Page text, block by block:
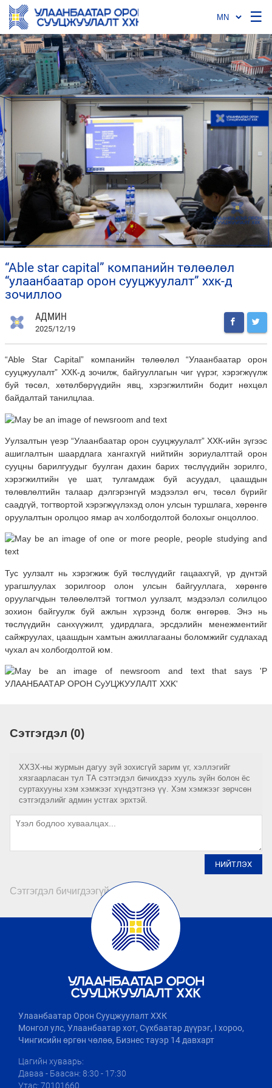
☰
“able star capital” компанийн төлөөлөл
“улаанбаатар орон сууцжуулалт” ххк-д
зочиллоо
АДМИН
2025/12/19
“Able Star Capital” компанийн төлөөлөл “Улаанбаатар орон
сууцжуулалт” ХХК-д зочилж, байгууллагын чиг үүрэг, хэрэгжүүлж
буй төсөл, хөтөлбөрүүдийн явц, хэрэгжилтийн бодит нөхцөл
байдалтай танилцлаа.
Уулзалтын үеэр “Улаанбаатар орон сууцжуулалт” ХХК-ийн зүгээс
ашиглалтын шаардлага хангахгүй нийтийн зориулалттай орон
сууцны барилгуудыг буулган дахин барих төслүүдийн зорилго,
хэрэгжилтийн үе шат, тулгамдаж буй асуудал, цаашдын
төлөвлөлтийн талаар дэлгэрэнгүй мэдээлэл өгч, төсөл бүрийг
саадгүй, тогтвортой хэрэгжүүлэхэд олон улсын туршлага, хөрөнгө
оруулалтын оролцоо ямар ач холбогдолтой болохыг онцоллоо.
Тус уулзалт нь хэрэгжиж буй төслүүдийг гацаахгүй, үр дүнтэй
урагшлуулах зорилгоор олон улсын байгууллага, хөрөнгө
оруулагчдын төлөөлөлтэй тогтмол уулзалт, мэдээлэл солилцоо
зохион байгуулж буй ажлын хүрээнд болж өнгөрөв. Энэ нь
төслүүдийн санхүүжилт, удирдлага, эрсдэлийн менежментийг
сайжруулах, цаашдын хамтын ажиллагааны боломжийг судлахад
чухал ач холбогдолтой юм.
Сэтгэгдэл (0)
ХХЗХ-ны журмын дагуу зүй зохисгүй зарим үг, хэллэгийг
хязгаарласан тул ТА сэтгэгдэл бичихдээ хууль зүйн болон ёс
суртахууны хэм хэмжээг хүндэтгэнэ үү. Хэм хэмжээг зөрчсөн
сэтгэгдэлийг админ устгах эрхтэй.
НИЙТЛЭХ
Сэтгэгдэл бичигдээгүй байна
Улаанбаатар Орон Сууцжуулалт ХХК
Монгол улс, Улаанбаатар хот, Сүхбаатар дүүрэг, I хороо,
Чингисийн өргөн чөлөө, Бизнес тауэр 14 давхарт
Цагийн хуваарь:
Даваа - Баасан: 8:30 - 17:30
Утас: 70101660